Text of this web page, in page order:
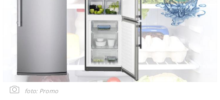
foto: Promo